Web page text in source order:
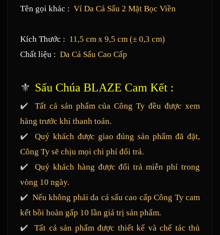
Tên gọi khác : Ví Da Cá Sấu 2 Mặt Bọc Viền
Kích Thước : 11,5 cm x 9,5 cm (± 0,3 cm)
Chất liệu : Da Cá Sấu Cao Cấp
⚜️ Sấu Chúa BLAZE Cam Kết :
✔️
Tất cả sản phẩm của Công Ty đều được xem
hàng trước khi thanh toán.
✔️
Quý khách được giao đúng sản phẩm đã đặt,
Công Ty sẽ chịu mọi chi phí đổi trả.
✔️
Quý khách hàng được đổi trả miễn phí trong
vòng 10 ngày.
✔️ Nếu không phải da cá sấu cao cấp Công Ty cam
kết bồi hoàn gấp 10 lần giá trị sản phẩm.
✔️
Tất cả sản phẩm được thiết kế và chế tác thủ